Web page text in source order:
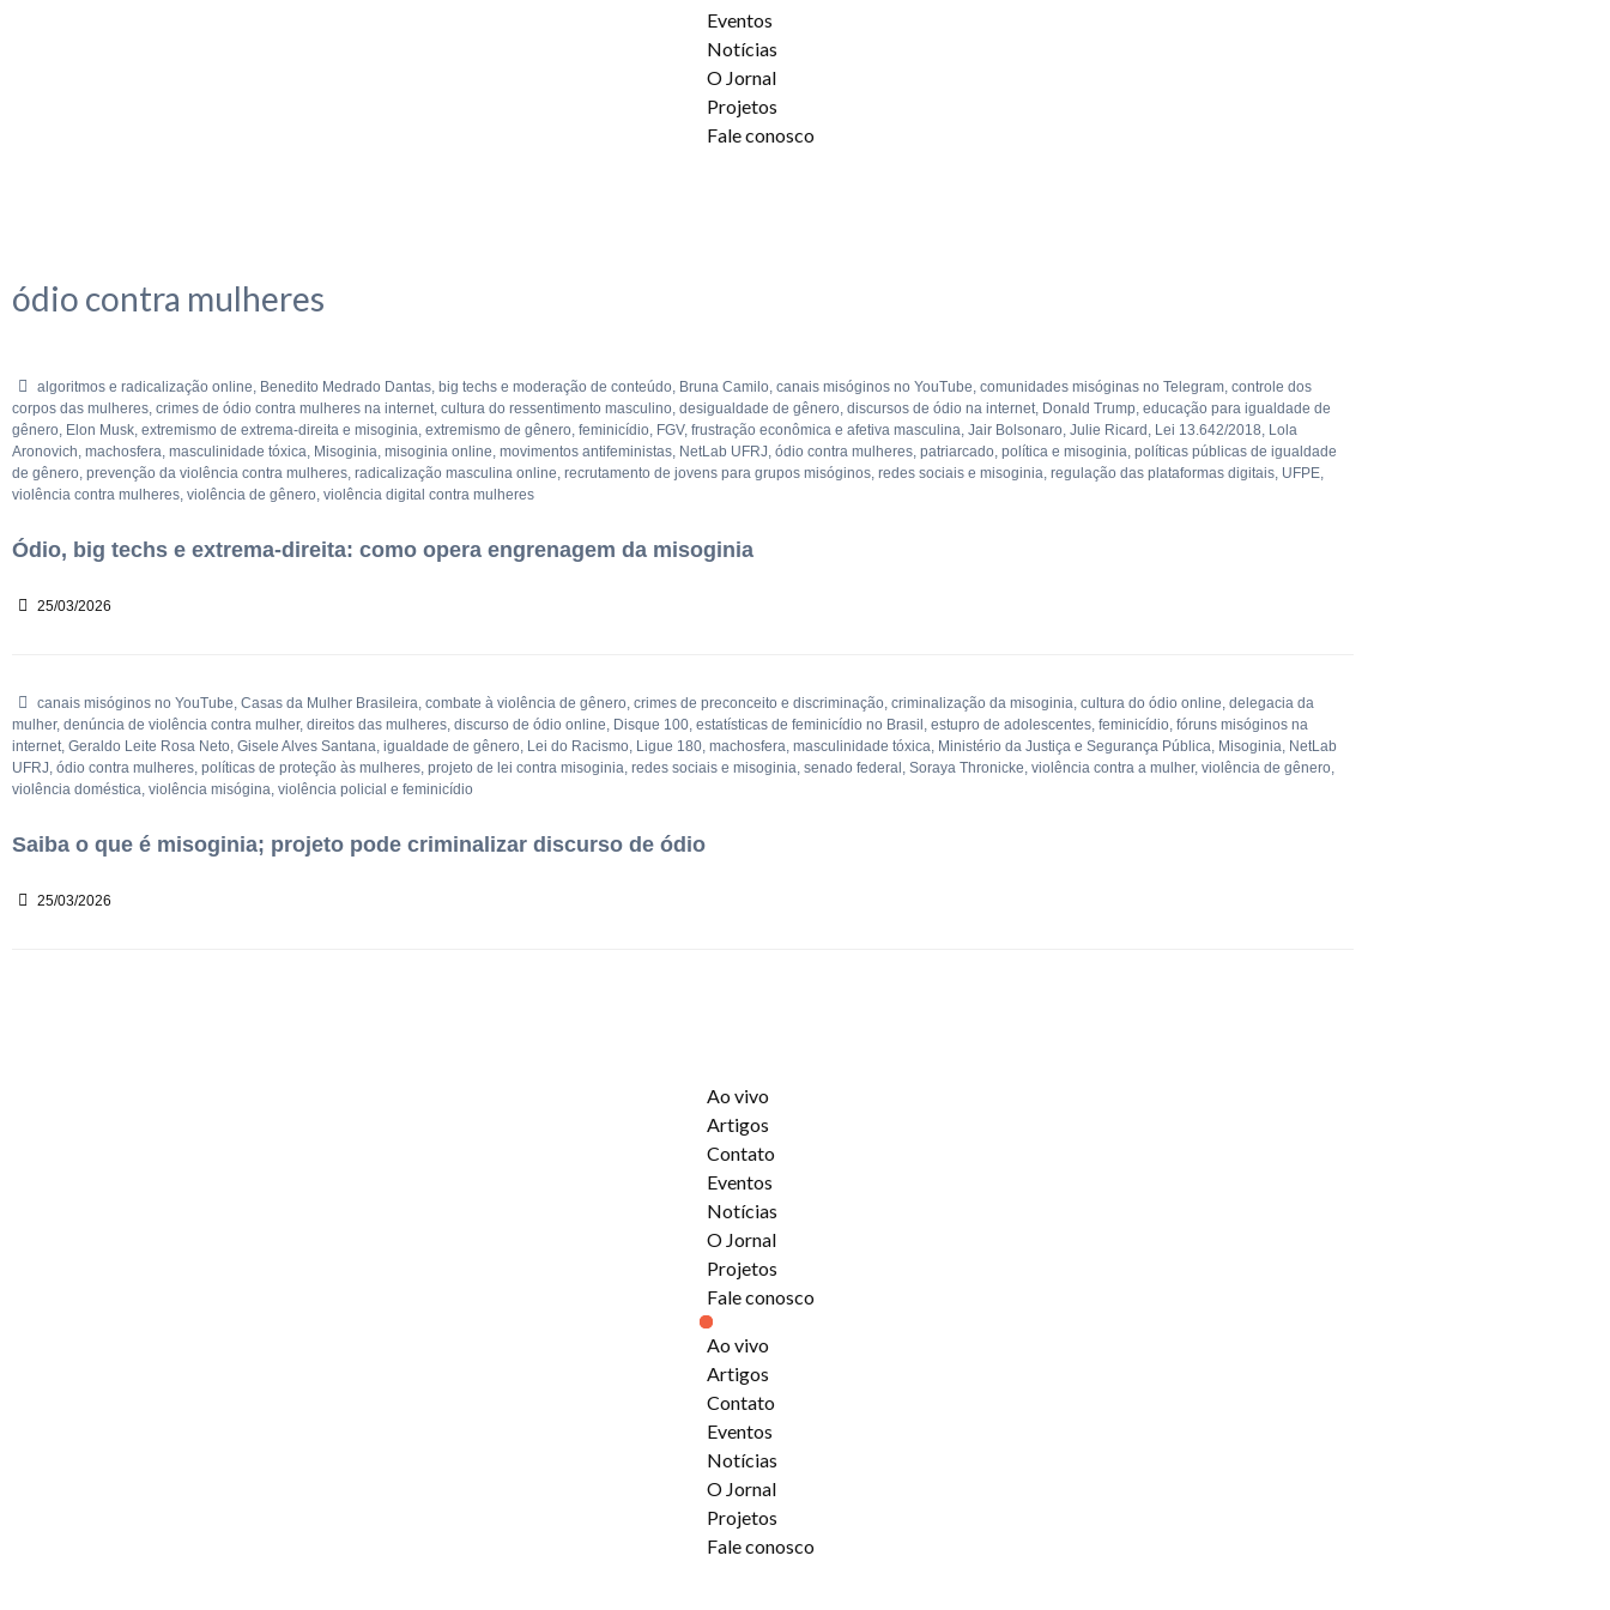
Eventos
Notícias
O Jornal
Projetos
Fale conosco
ódio contra mulheres
algoritmos e radicalização online, Benedito Medrado Dantas, big techs e moderação de conteúdo, Bruna Camilo, canais misóginos no YouTube, comunidades misóginas no Telegram, controle dos
corpos das mulheres, crimes de ódio contra mulheres na internet, cultura do ressentimento masculino, desigualdade de gênero, discursos de ódio na internet, Donald Trump, educação para igualdade de
gênero, Elon Musk, extremismo de extrema-direita e misoginia, extremismo de gênero, feminicídio, FGV, frustração econômica e afetiva masculina, Jair Bolsonaro, Julie Ricard , Lei 13.642/2018, Lola
Aronovich, machosfera, masculinidade tóxica, Misoginia, misoginia online, movimentos antifeministas, NetLab UFRJ, ódio contra mulheres, patriarcado, política e misoginia, políticas públicas de igualdade
de gênero, prevenção da violência contra mulheres, radicalização masculina online, recrutamento de jovens para grupos misóginos, redes sociais e misoginia, regulação das plataformas digitais, UFPE,
violência contra mulheres, violência de gênero, violência digital contra mulheres
Ódio, big techs e extrema-direita: como opera engrenagem da misoginia
25/03/2026
canais misóginos no YouTube, Casas da Mulher Brasileira, combate à violência de gênero, crimes de preconceito e discriminação, criminalização da misoginia, cultura do ódio online, delegacia da
mulher, denúncia de violência contra mulher, direitos das mulheres, discurso de ódio online, Disque 100, estatísticas de feminicídio no Brasil , estupro de adolescentes, feminicídio, fóruns misóginos na
internet, Geraldo Leite Rosa Neto, Gisele Alves Santana, igualdade de gênero, Lei do Racismo, Ligue 180, machosfera, masculinidade tóxica, Ministério da Justiça e Segurança Pública, Misoginia, NetLab
UFRJ, ódio contra mulheres, políticas de proteção às mulheres, projeto de lei contra misoginia, redes sociais e misoginia, senado federal , Soraya Thronicke, violência contra a mulher, violência de gênero,
violência doméstica, violência misógina, violência policial e feminicídio
Saiba o que é misoginia; projeto pode criminalizar discurso de ódio
25/03/2026
Ao vivo
Artigos
Contato
Eventos
Notícias
O Jornal
Projetos
Fale conosco
Ao vivo
Artigos
Contato
Eventos
Notícias
O Jornal
Projetos
Fale conosco